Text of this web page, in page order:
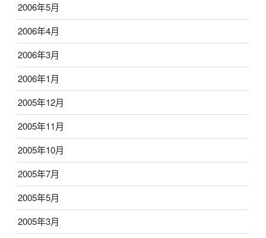
2006年5月
2006年4月
2006年3月
2006年1月
2005年12月
2005年11月
2005年10月
2005年7月
2005年5月
2005年3月